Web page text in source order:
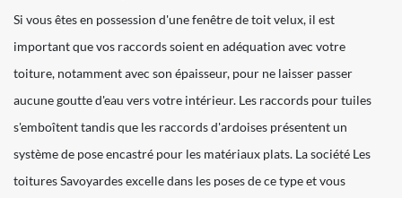
Si vous êtes en possession d'une fenêtre de toit velux, il est
important que vos raccords soient en adéquation avec votre
toiture, notamment avec son épaisseur, pour ne laisser passer
aucune goutte d'eau vers votre intérieur. Les raccords pour tuiles
s'emboîtent tandis que les raccords d'ardoises présentent un
système de pose encastré pour les matériaux plats. La société Les
toitures Savoyardes excelle dans les poses de ce type et vous